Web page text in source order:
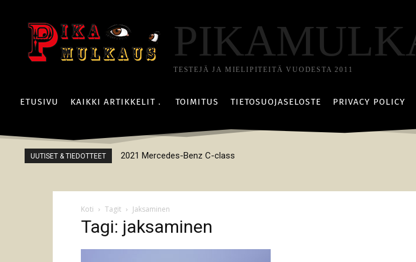
TESTEJÄ JA MIELIPITEITÄ VUODESTA 2011
ETUSIVU KAIKKI ARTIKKELIT TOIMITUS TIETOSUOJASELOSTE PRIVACY POLICY
UUTISET & TIEDOTTEET 2021 Mercedes-Benz C-class
Koti Tagit Jaksaminen
Tagi: jaksaminen